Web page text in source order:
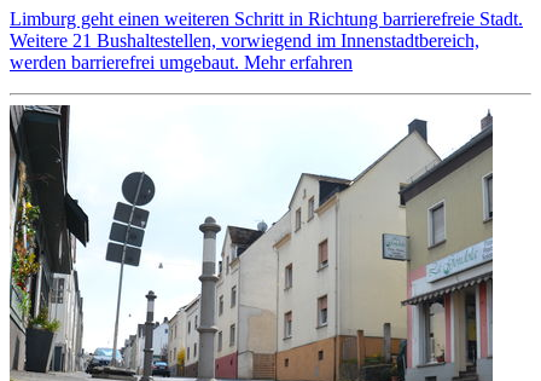
Limburg geht einen weiteren Schritt in Richtung barrierefreie Stadt.
Weitere 21 Bushaltestellen, vorwiegend im Innenstadtbereich,
werden barrierefrei umgebaut. Mehr erfahren